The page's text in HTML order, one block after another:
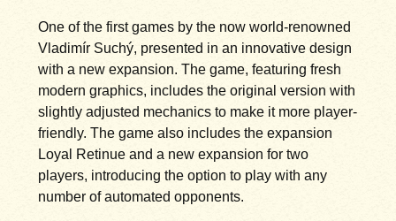
One of the first games by the now world-renowned
Vladimír Suchý, presented in an innovative design
with a new expansion. The game, featuring fresh
modern graphics, includes the original version with
slightly adjusted mechanics to make it more player-
friendly. The game also includes the expansion
Loyal Retinue and a new expansion for two
players, introducing the option to play with any
number of automated opponents.